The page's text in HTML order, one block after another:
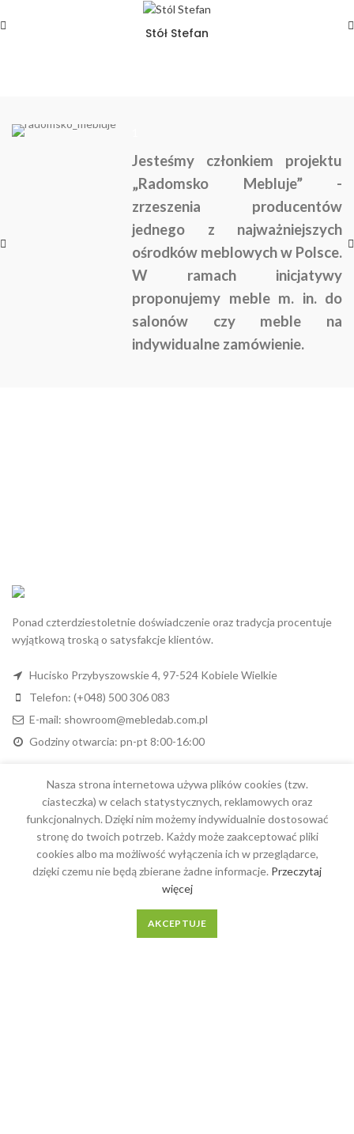
Stół Stefan
Jesteśmy członkiem projektu
„Radomsko Mebluje” -
zrzeszenia producentów
jednego z najważniejszych
ośrodków meblowych w Polsce.
W ramach inicjatywy
proponujemy meble m. in. do
salonów czy meble na
indywidualne zamówienie.
Ponad czterdziestoletnie doświadczenie oraz tradycja procentuje
wyjątkową troską o satysfakcje klientów.
Hucisko Przybyszowskie 4, 97-524 Kobiele Wielkie
Telefon: (+048) 500 306 083
E-mail: showroom@mebledab.com.pl
Godziny otwarcia: pn-pt 8:00-16:00
OSTATNIE WPISY
4 najlepsze sposoby
rozkładania stołów
Wszystko co musisz wiedzieć
Nasza strona internetowa używa plików cookies (tzw.
ciasteczka) w celach statystycznych, reklamowych oraz
funkcjonalnych. Dzięki nim możemy indywidualnie dostosować
stronę do twoich potrzeb. Każdy może zaakceptować pliki
cookies albo ma możliwość wyłączenia ich w przeglądarce,
dzięki czemu nie będą zbierane żadne informacje. Przeczytaj
więcej
AKCEPTUJE